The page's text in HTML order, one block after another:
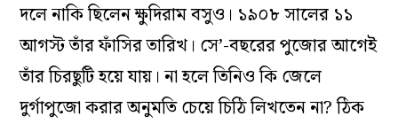
দলে নাকি ছিলেন ক্ষুদিরাম বসুও। ১৯০৮ সালের ১১
আগস্ট তাঁর ফাঁসির তারিখ। সে’-বছরের পুজোর আগেই
তাঁর চিরছুটি হয়ে যায়। না হলে তিনিও কি জেলে
দুর্গাপুজো করার অনুমতি চেয়ে চিঠি লিখতেন না? ঠিক